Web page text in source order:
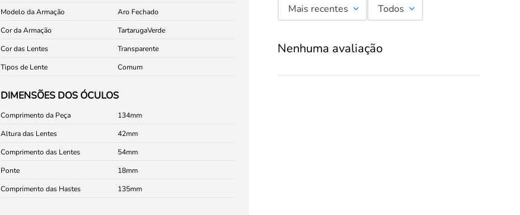
Modelo da Armação
Aro Fechado
Cor da Armação
TartarugaVerde
Cor das Lentes
Transparente
Tipos de Lente
Comum
DIMENSÕES DOS ÓCULOS
Comprimento da Peça
134
Altura das Lentes
42
Comprimento das Lentes
54
Ponte
18
Comprimento das Hastes
135
Mais recentes Todos
Nenhuma avaliação